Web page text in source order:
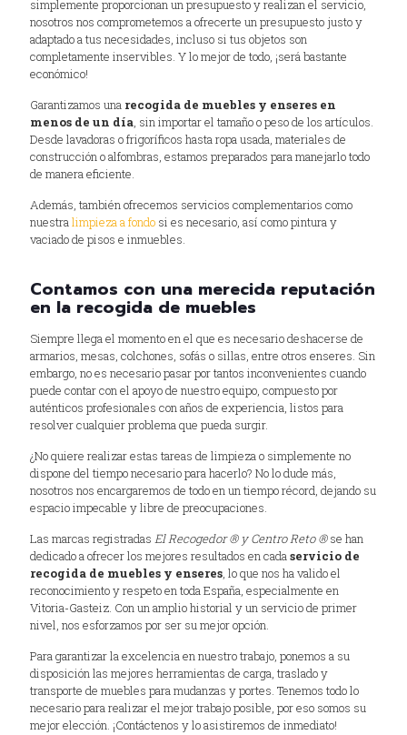
simplemente proporcionan un presupuesto y realizan el servicio,
nosotros nos comprometemos a ofrecerte un presupuesto justo y
adaptado a tus necesidades, incluso si tus objetos son
completamente inservibles. Y lo mejor de todo, ¡será bastante
económico!
Garantizamos una recogida de muebles y enseres en
menos de un día, sin importar el tamaño o peso de los artículos.
Desde lavadoras o frigoríficos hasta ropa usada, materiales de
construcción o alfombras, estamos preparados para manejarlo todo
de manera eficiente.
Además, también ofrecemos servicios complementarios como
nuestralimpieza a fondo si es necesario, así como pintura y
vaciado de pisos e inmuebles.
Contamos con una merecida reputación
en la recogida de muebles
Siempre llega el momento en el que es necesario deshacerse de
armarios, mesas, colchones, sofás o sillas, entre otros enseres. Sin
embargo, no es necesario pasar por tantos inconvenientes cuando
puede contar con el apoyo de nuestro equipo, compuesto por
auténticos profesionales con años de experiencia, listos para
resolver cualquier problema que pueda surgir.
¿No quiere realizar estas tareas de limpieza o simplemente no
dispone del tiempo necesario para hacerlo? No lo dude más,
nosotros nos encargaremos de todo en un tiempo récord, dejando su
espacio impecable y libre de preocupaciones.
Las marcas registradas El Recogedor ® y Centro Reto ®se han
dedicado a ofrecer los mejores resultados en cadaservicio de
recogida de muebles y enseres, lo que nos ha valido el
reconocimiento y respeto en toda España, especialmente en
Vitoria-Gasteiz. Con un amplio historial y un servicio de primer
nivel, nos esforzamos por ser su mejor opción.
Para garantizar la excelencia en nuestro trabajo, ponemos a su
disposición las mejores herramientas de carga, traslado y
transporte de muebles para mudanzas y portes. Tenemos todo lo
necesario para realizar el mejor trabajo posible, por eso somos su
mejor elección. ¡Contáctenos y lo asistiremos de inmediato!